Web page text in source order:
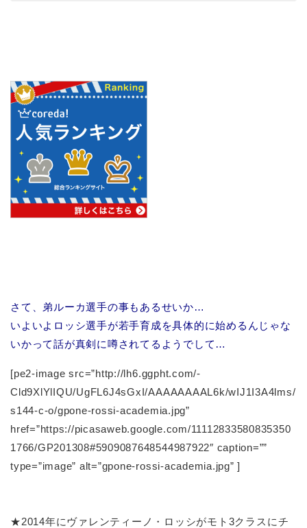
さて、弟ルーカ選手の事もあるせいか…
いよいよロッシ選手が若手育成を具体的に始めるんじゃな
いかって話が真剣に噂されてるようでして…
[pe2-image src=”http://lh6.ggpht.com/-
Cld9XlYlIQU/UgFL6J4sGxI/AAAAAAAAL6k/wIJ1I3A4lms/
s144-c-o/gpone-rossi-academia.jpg”
href=”https://picasaweb.google.com/11112833580835350
1766/GP201308#5909087648544987922″ caption=””
type=”image” alt=”gpone-rossi-academia.jpg” ]
★2014年にヴァレンティーノ・ロッシがモト3クラスにチ